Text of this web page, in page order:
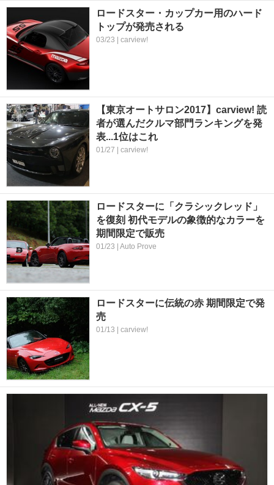
ロードスター・カップカー用のハード
トップが発売される
03/23 | carview!
【東京オートサロン2017】carview! 読
者が選んだクルマ部門ランキングを発
表...1位はこれ
01/27 | carview!
ロードスターに「クラシックレッド」
を復刻 初代モデルの象徴的なカラーを
期間限定で販売
01/23 | Auto Prove
ロードスターに伝統の赤 期間限定で発
売
01/13 | carview!